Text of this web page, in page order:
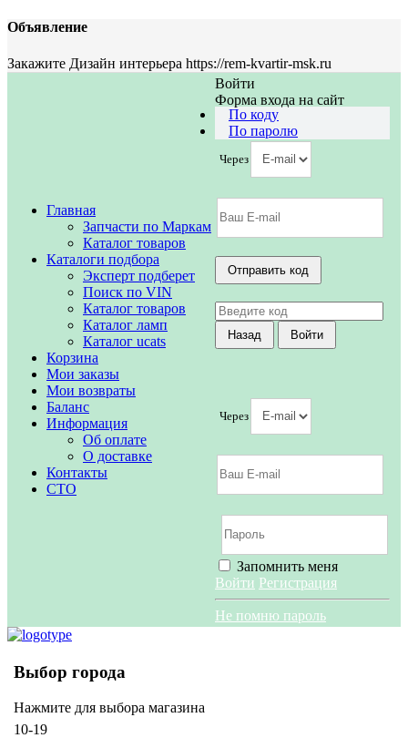
Объявление
Закажите Дизайн интерьера https://rem-kvartir-msk.ru
Главная
Запчасти по Маркам
Каталог товаров
Каталоги подбора
Эксперт подберет
Поиск по VIN
Каталог товаров
Каталог ламп
Каталог ucats
Корзина
Мои заказы
Мои возвраты
Баланс
Информация
Об оплате
О доставке
Контакты
СТО
Войти
Форма входа на сайт
По коду
По паролю
Через
Через
Запомнить меня
Войти Регистрация
Не помню пароль
Выбор города
Нажмите для выбора магазина
10-19